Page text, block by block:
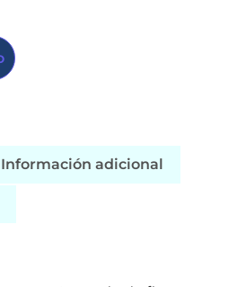
Información adicional